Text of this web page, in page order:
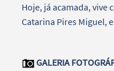
Hoje, já acamada, vive
Catarina Pires Miguel,
GALERIA